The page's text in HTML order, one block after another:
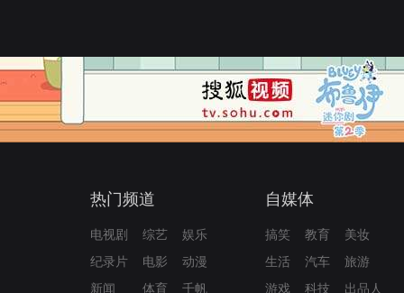
热门频道
电视剧 综艺
娱乐
纪录片
电影
动漫
新闻
体育 千帆
自媒体
搞笑 教育
美妆
生活
汽车
旅游
游戏
科技 出品人